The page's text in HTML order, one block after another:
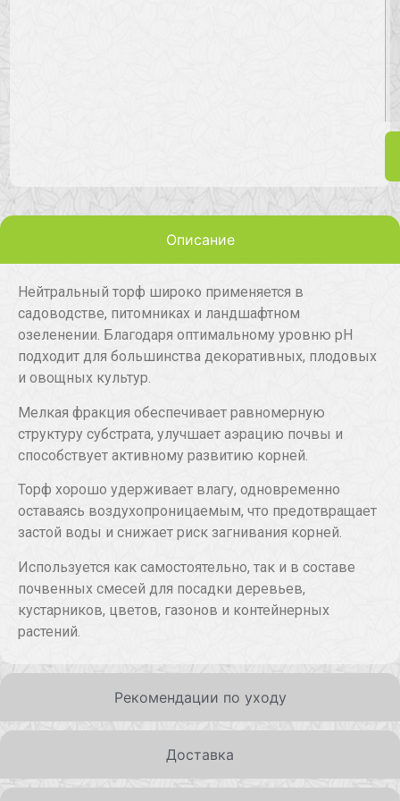
Описание
Рекомендации по уходу
Доставка
Нейтральный торф широко применяется в
садоводстве, питомниках и ландшафтном
озеленении. Благодаря оптимальному уровню pH
подходит для большинства декоративных, плодовых
и овощных культур.
Мелкая фракция обеспечивает равномерную
структуру субстрата, улучшает аэрацию почвы и
способствует активному развитию корней.
Торф хорошо удерживает влагу, одновременно
оставаясь воздухопроницаемым, что предотвращает
застой воды и снижает риск загнивания корней.
Используется как самостоятельно, так и в составе
почвенных смесей для посадки деревьев,
кустарников, цветов, газонов и контейнерных
растений.